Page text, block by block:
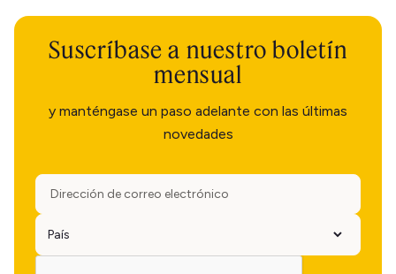
Suscríbase a nuestro boletín
mensual
y manténgase un paso adelante con las últimas
novedades